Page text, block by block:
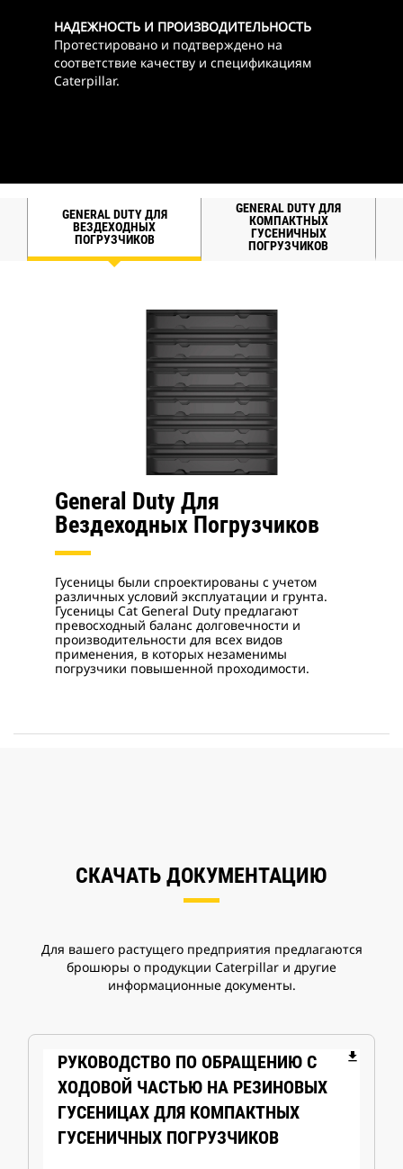
НАДЕЖНОСТЬ И ПРОИЗВОДИТЕЛЬНОСТЬ
Протестировано и подтверждено на
соответствие качеству и спецификациям
Caterpillar.
GENERAL DUTY ДЛЯ
ВЕЗДЕХОДНЫХ
ПОГРУЗЧИКОВ
GENERAL DUTY ДЛЯ
КОМПАКТНЫХ
ГУСЕНИЧНЫХ
ПОГРУЗЧИКОВ
General Duty Для
Вездеходных Погрузчиков
Гусеницы были спроектированы с учетом
различных условий эксплуатации и грунта.
Гусеницы Cat General Duty предлагают
превосходный баланс долговечности и
производительности для всех видов
применения, в которых незаменимы
погрузчики повышенной проходимости.
СКАЧАТЬ ДОКУМЕНТАЦИЮ
Для вашего растущего предприятия предлагаются
брошюры о продукции Caterpillar и другие
информационные документы.
РУКОВОДСТВО ПО ОБРАЩЕНИЮ С
ХОДОВОЙ ЧАСТЬЮ НА РЕЗИНОВЫХ
ГУСЕНИЦАХ ДЛЯ КОМПАКТНЫХ
ГУСЕНИЧНЫХ ПОГРУЗЧИКОВ
file_download